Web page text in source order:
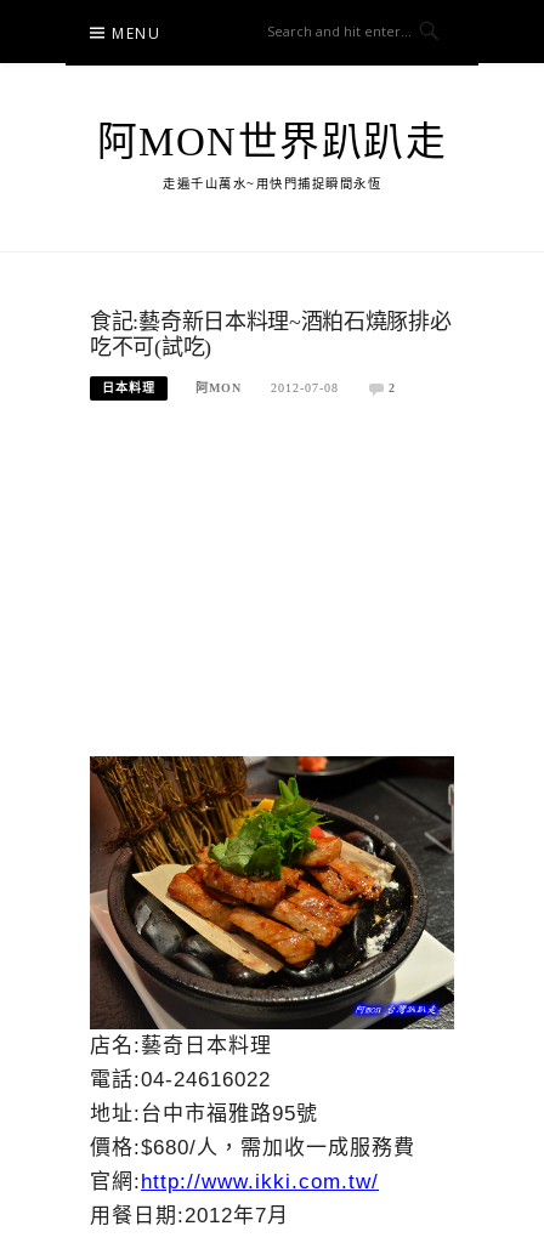
content
MENU
阿MON世界趴趴走
走遍千山萬水~用快門捕捉瞬間永恆
食記:藝奇新日本料理~酒粕石燒豚排必
吃不可(試吃)
日本料理 阿MON 2012-07-08 2
店名:藝奇日本料理
電話:04-24616022
地址:台中市福雅路95號
價格:$680/人，需加收一成服務費
官網: http://www.ikki.com.tw/
用餐日期:2012年7月